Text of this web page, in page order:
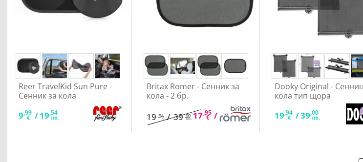
Reer TravelKid Sun Pure -
Сенник за кола
9,99
€ /19,54
лв.
Britax Romer - Сенник за
кола - 2 бр.
19 ,94€/39 ,00
лв. 17,95
€ /35 ,10
лв.
Dooky Original -
кола тип щора
19,94
€ /39,00
лв.